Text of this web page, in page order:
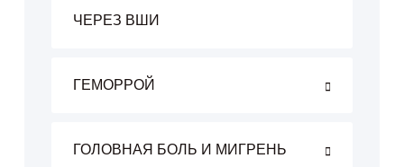
ЧЕРЕЗ ВШИ
ГЕМОРРОЙ
ГОЛОВНАЯ БОЛЬ И МИГРЕНЬ